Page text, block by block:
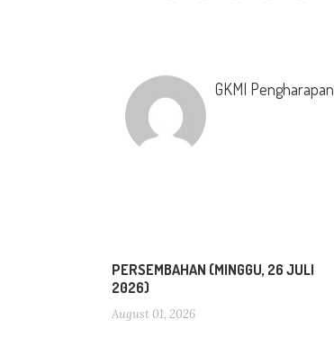
GKMI Pengharapan
PERSEMBAHAN (MINGGU, 26 JULI
2026)
August 01, 2026